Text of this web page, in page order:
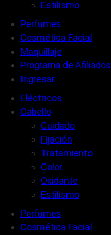
Estilismo
Perfumes
Cosmética Facial
Maquillaje
Programa de Afiliados
Ingresar
Eléctricos
Cabello
Cuidado
Fijación
Tratamiento
Color
Oxidante
Estilismo
Perfumes
Cosmética Facial